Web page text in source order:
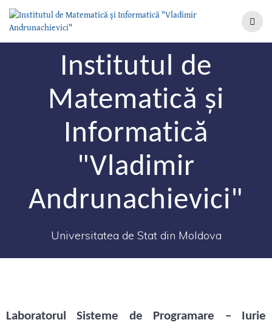
Institutul de
Matematică şi
Informatică
"Vladimir
Andrunachievici"
Universitatea de Stat din Moldova
Laboratorul Sisteme de Programare – Iurie